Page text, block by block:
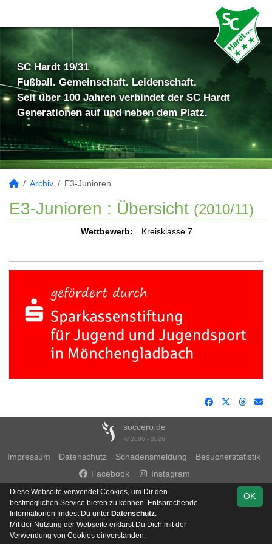
SC Hardt 19/31
Fußball. Gemeinschaft. Leidenschaft.
Seit über 100 Jahren verbindet der SC Hardt
Generationen auf und neben dem Platz.
Archiv E3-Junioren
Team
E3-Junioren : Übersicht (2010/11)
Wettbewerb: Kreisklasse 7
soccero.de
© 2006 - 2026
Impressum Datenschutz Schadensmeldung
Besucherstatistik
Facebook
Instagram
OK
Diese Webseite verwendet Cookies, um Dir den
bestmöglichen Service bieten zu können. Entsprechende
Informationen findest Du unter Datenschutz.
Mit der Nutzung der Webseite erklärst Du Dich mit der
Verwendung von Cookies einverstanden.